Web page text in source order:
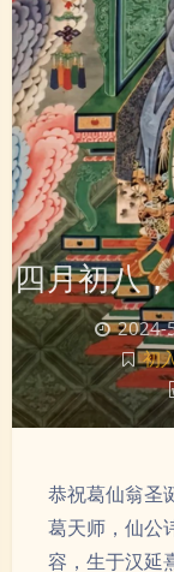
四月初八
2024-
初
恭祝葛仙翁圣
葛天师，仙公
容，生于汉延